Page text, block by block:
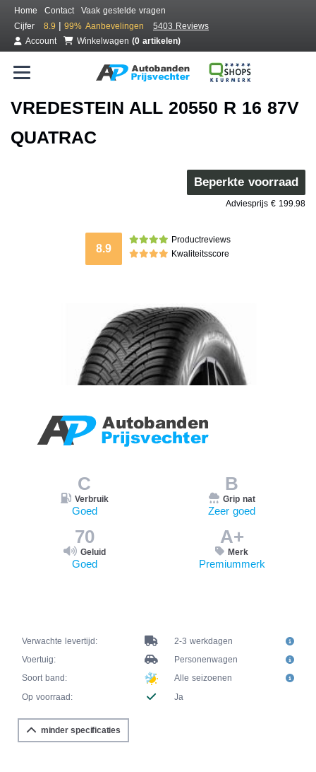
Home Contact
Vaak gestelde vragen
Cijfer
8.9 | 99% Aanbevelingen
5403 Reviews
Account
Winkelwagen (0 artikelen)
VREDESTEIN ALL 20550 R 16 87V
QUATRAC
Beperkte voorraad
Adviesprijs € 199.98
8.9
Productreviews
Kwaliteitsscore
C
Verbruik
Goed
B
Grip nat
Zeer goed
70
Geluid
Goed
A+
Merk
Premiummerk
Verwachte levertijd:
2-3 werkdagen
Voertuig:
Personenwagen
Soort band:
Alle seizoenen
Op voorraad:
Ja
minder specificaties